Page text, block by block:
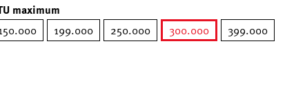
maximum
199.000 250.000
300.000
399.000